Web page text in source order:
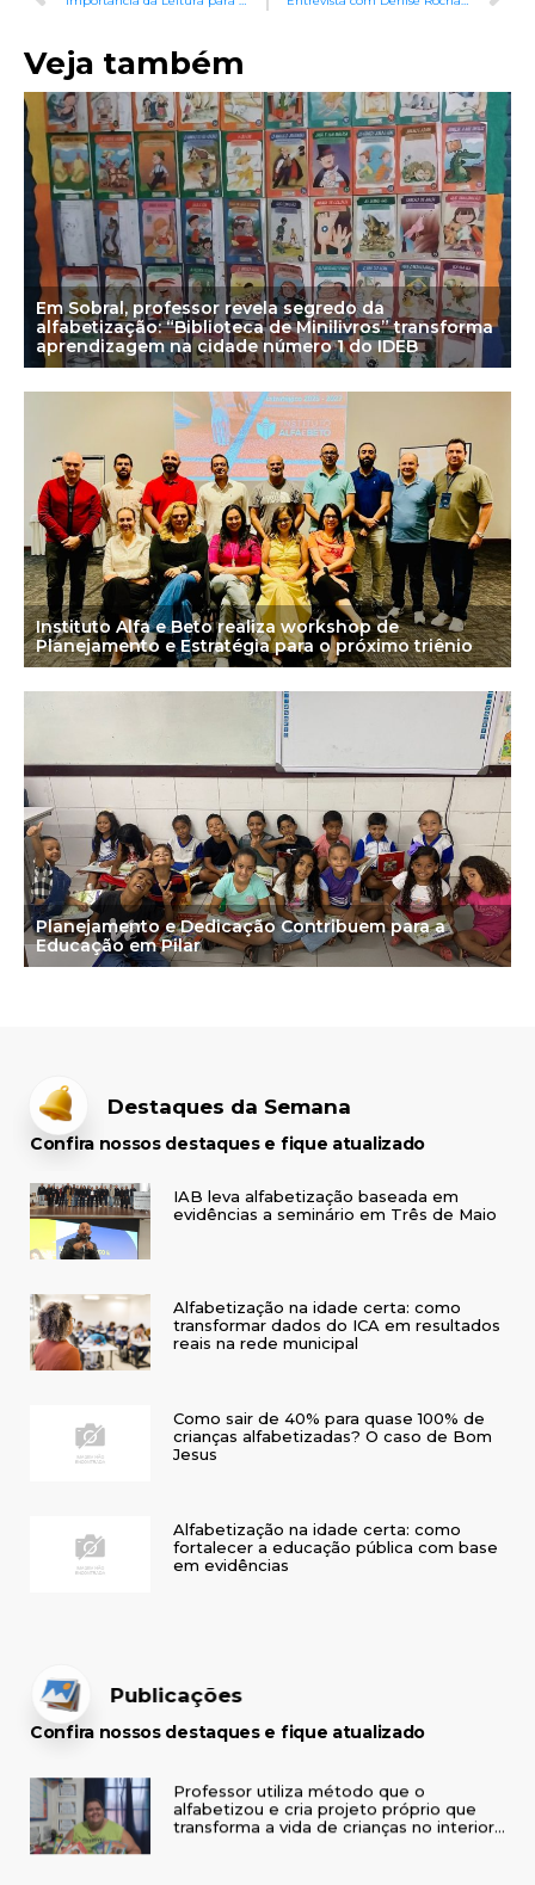
Veja também
Em Sobral, professor revela segredo da
alfabetização: “Biblioteca de Minilivros” transforma
aprendizagem na cidade número 1 do IDEB
Instituto Alfa e Beto realiza workshop de
Planejamento e Estratégia para o próximo triênio
Planejamento e Dedicação Contribuem para a
Educação em Pilar
Destaques da Semana
Confira nossos destaques e fique atualizado
IAB leva alfabetização baseada em
evidências a seminário em Três de Maio
Alfabetização na idade certa: como
transformar dados do ICA em resultados
reais na rede municipal
Como sair de 40% para quase 100% de
crianças alfabetizadas? O caso de Bom
Jesus
Alfabetização na idade certa: como
fortalecer a educação pública com base
em evidências
Publicações
Confira nossos destaques e fique atualizado
Professor utiliza método que o
alfabetizou e cria projeto próprio que
transforma a vida de crianças no interior
do RS